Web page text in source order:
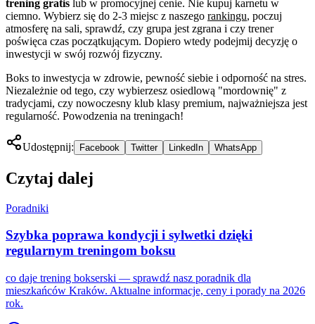
trening gratis lub w promocyjnej cenie. Nie kupuj karnetu w
ciemno. Wybierz się do 2-3 miejsc z naszego rankingu, poczuj
atmosferę na sali, sprawdź, czy grupa jest zgrana i czy trener
poświęca czas początkującym. Dopiero wtedy podejmij decyzję o
inwestycji w swój rozwój fizyczny.
Boks to inwestycja w zdrowie, pewność siebie i odporność na stres.
Niezależnie od tego, czy wybierzesz osiedlową "mordownię" z
tradycjami, czy nowoczesny klub klasy premium, najważniejsza jest
regularność. Powodzenia na treningach!
Udostępnij: Facebook Twitter LinkedIn WhatsApp
Czytaj dalej
Poradniki
Szybka poprawa kondycji i sylwetki dzięki
regularnym treningom boksu
co daje trening bokserski — sprawdź nasz poradnik dla
mieszkańców Kraków. Aktualne informacje, ceny i porady na 2026
rok.